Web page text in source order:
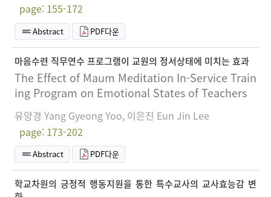
page: 155-172
Abstract PDF다운
마음수련 직무연수 프로그램이 교원의 정서상태에 미치는 효과
The Effect of Maum Meditation In-Service Train
ing Program on Emotional States of Teachers
유양경 Yang Gyeong Yoo, 이은진 Eun Jin Lee
page: 173-202
Abstract PDF다운
학교차원의 긍정적 행동지원을 통한 특수교사의 교사효능감 변